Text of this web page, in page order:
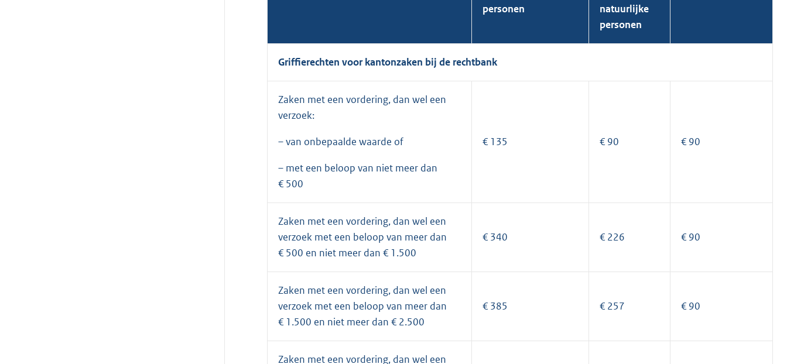
personen
natuurlijke
personen
Griffierechten voor kantonzaken bij de rechtbank
Zaken met een vordering, dan wel een
verzoek:
– van onbepaalde waarde of
– met een beloop van niet meer dan
€ 500
€ 135 € 90 € 90
Zaken met een vordering, dan wel een
verzoek met een beloop van meer dan
€ 500 en niet meer dan € 1.500
€ 340 € 226 € 90
Zaken met een vordering, dan wel een
verzoek met een beloop van meer dan
€ 1.500 en niet meer dan € 2.500
€ 385 € 257 € 90
Zaken met een vordering, dan wel een